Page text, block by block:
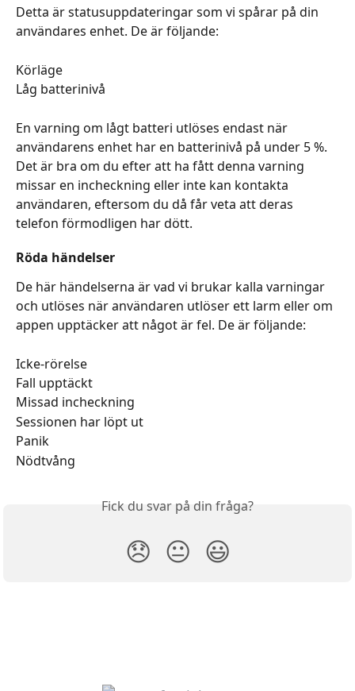
Detta är statusuppdateringar som vi spårar på din
användares enhet. De är följande:
Körläge
Låg batterinivå
En varning om lågt batteri utlöses endast när
användarens enhet har en batterinivå på under 5 %.
Det är bra om du efter att ha fått denna varning
missar en incheckning eller inte kan kontakta
användaren, eftersom du då får veta att deras
telefon förmodligen har dött.
Röda händelser
De här händelserna är vad vi brukar kalla varningar
och utlöses när användaren utlöser ett larm eller om
appen upptäcker att något är fel. De är följande:
Icke-rörelse
Fall upptäckt
Missad incheckning
Sessionen har löpt ut
Panik
Nödtvång
Fick du svar på din fråga?
😞 😐 😃